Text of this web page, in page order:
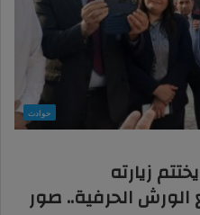
حوادث
زيارته
الورش الحرفية.. صور